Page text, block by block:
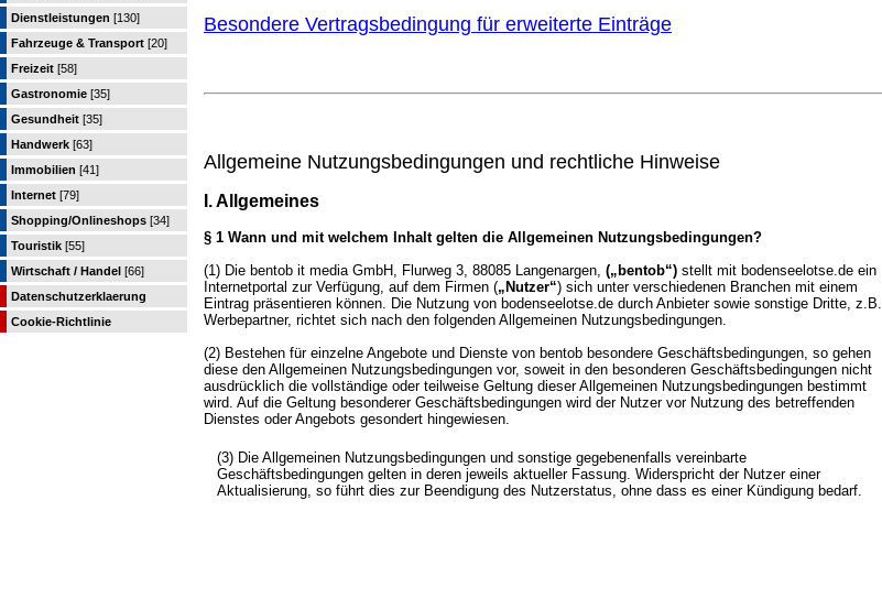
Dienstleistungen [130]
Fahrzeuge & Transport [20]
Freizeit [58]
Gastronomie [35]
Gesundheit [35]
Handwerk [63]
Immobilien [41]
Internet [79]
Shopping/Onlineshops [34]
Touristik [55]
Wirtschaft / Handel [66]
Datenschutzerklaerung
Cookie-Richtlinie
Besondere Vertragsbedingung für erweiterte Einträge
Allgemeine Nutzungsbedingungen und rechtliche Hinweise
I. Allgemeines
§ 1 Wann und mit welchem Inhalt gelten die Allgemeinen Nutzungsbedingungen?
(1) Die bentob it media GmbH, Flurweg 3, 88085 Langenargen, („bentob“) stellt mit bodenseelotse.de ein
Internetportal zur Verfügung, auf dem Firmen („Nutzer“) sich unter verschiedenen Branchen mit einem
Eintrag präsentieren können. Die Nutzung von bodenseelotse.de durch Anbieter sowie sonstige Dritte, z.B.
Werbepartner, richtet sich nach den folgenden Allgemeinen Nutzungsbedingungen.
(2) Bestehen für einzelne Angebote und Dienste von bentob besondere Geschäftsbedingungen, so gehen
diese den Allgemeinen Nutzungsbedingungen vor, soweit in den besonderen Geschäftsbedingungen nicht
ausdrücklich die vollständige oder teilweise Geltung dieser Allgemeinen Nutzungsbedingungen bestimmt
wird. Auf die Geltung besonderer Geschäftsbedingungen wird der Nutzer vor Nutzung des betreffenden
Dienstes oder Angebots gesondert hingewiesen.
(3) Die Allgemeinen Nutzungsbedingungen und sonstige gegebenenfalls vereinbarte
Geschäftsbedingungen gelten in deren jeweils aktueller Fassung. Widerspricht der Nutzer einer
Aktualisierung, so führt dies zur Beendigung des Nutzerstatus, ohne dass es einer Kündigung bedarf.